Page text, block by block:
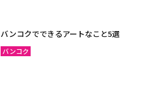
バンコクでできるアートなこと5選
バンコク